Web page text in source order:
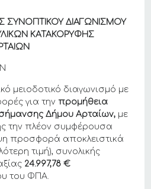
ΣΥΝΟΠΤΙΚΟΥ ΔΙΑΓΩΝΙΣΜΟΥ
ΚΑΤΑΚΟΡΥΦΗΣ
μειοδοτικό διαγωνισμό με
για την προμήθεια
Δήμου Αρταίων, με
την πλέον συμφέρουσα
προσφορά αποκλειστικά
τιμή), συνολικής
24.997,78 €
του ΦΠΑ.